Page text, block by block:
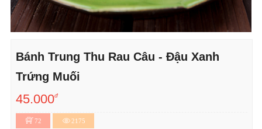
Bánh Trung Thu Rau Câu - Đậu Xanh
Trứng Muối
45.000đ
72 2175